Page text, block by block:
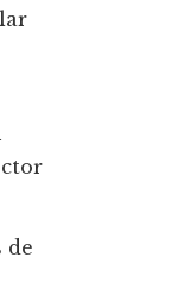
de